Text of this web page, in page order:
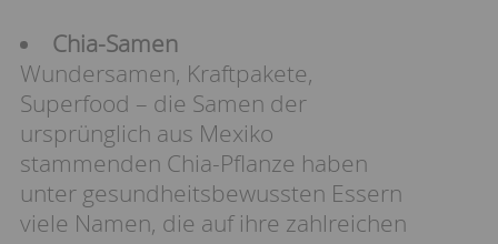
Chia-Samen
Wundersamen, Kraftpakete,
Superfood – die Samen der
ursprünglich aus Mexiko
stammenden Chia-Pflanze haben
unter gesundheitsbewussten Essern
viele Namen, die auf ihre zahlreichen